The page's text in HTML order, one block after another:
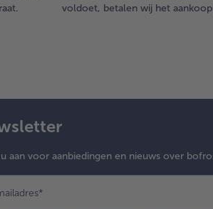
voldoet, betalen wij het
aan voor aanbiedingen en nieuws over
*